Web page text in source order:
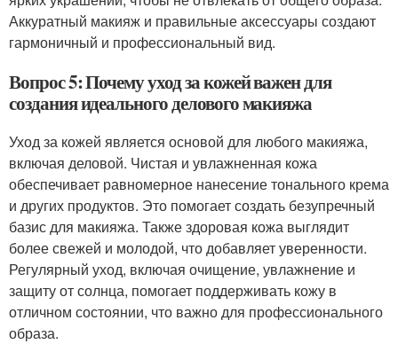
Аккуратный макияж и правильные аксессуары создают
гармоничный и профессиональный вид.
Вопрос 5: Почему уход за кожей важен для
создания идеального делового макияжа
Уход за кожей является основой для любого макияжа,
включая деловой. Чистая и увлажненная кожа
обеспечивает равномерное нанесение тонального крема
и других продуктов. Это помогает создать безупречный
базис для макияжа. Также здоровая кожа выглядит
более свежей и молодой, что добавляет уверенности.
Регулярный уход, включая очищение, увлажнение и
защиту от солнца, помогает поддерживать кожу в
отличном состоянии, что важно для профессионального
образа.